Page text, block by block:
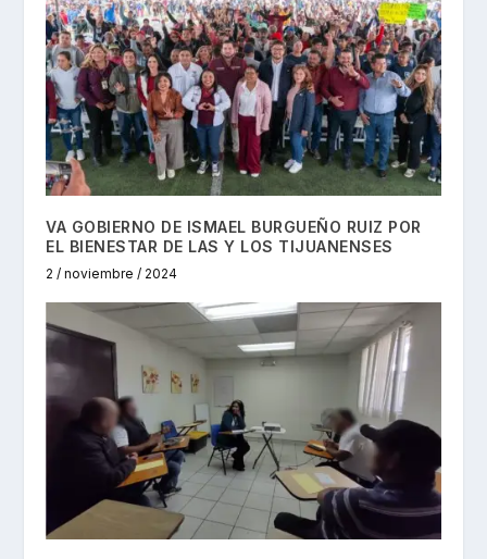
VA GOBIERNO DE ISMAEL BURGUEÑO RUIZ POR
EL BIENESTAR DE LAS Y LOS TIJUANENSES
2 / noviembre / 2024